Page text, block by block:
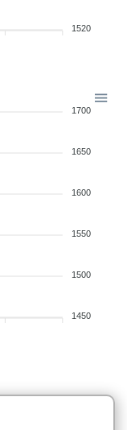
1520
1700
1650
1600
1550
1500
1450